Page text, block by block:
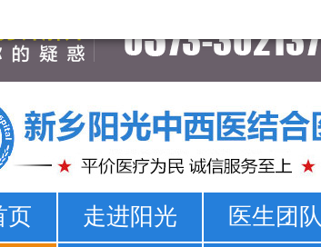
新乡男科医院-新乡市正规男科医院-新乡阳光男科医院
页 走进阳光 医生团队